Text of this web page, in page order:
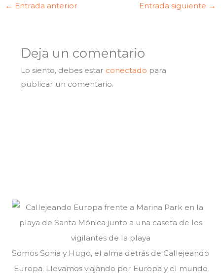
← Entrada anterior Entrada siguiente →
Deja un comentario
Lo siento, debes estar conectado para
publicar un comentario.
Somos Sonia y Hugo, el alma detrás de Callejeando
Europa. Llevamos viajando por Europa y el mundo